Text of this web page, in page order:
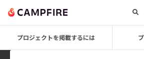
プロジェクトを掲載するには